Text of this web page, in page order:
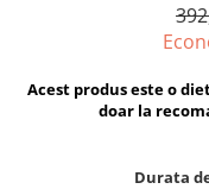
Recompense caini
Recompense pisici
Acest produs este o
doar la
Durata